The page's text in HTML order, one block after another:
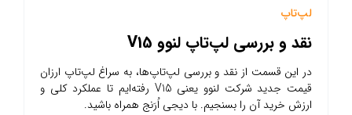
لپ‌تاپ
نقد و بررسی لپ‌تاپ لنوو V15
در این قسمت از نقد و بررسی لپ‌تاپ‌ها، به سراغ لپ‌تاپ ارزان
قیمت جدید شرکت لنوو یعنی V15 رفته‌ایم تا عملکرد کلی و
ارزش خرید آن را بسنجیم. با دیجی اُرَنج همراه باشید.